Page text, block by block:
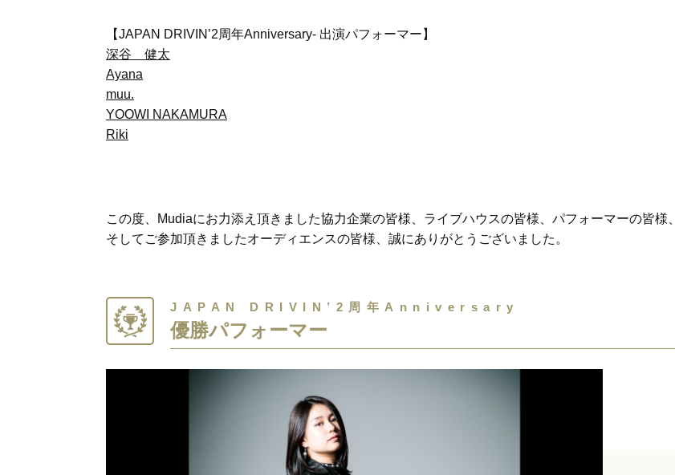
【JAPAN DRIVIN’2周年Anniversary- 出演パフォーマー】
深谷 健太
Ayana
muu.
YOOWI NAKAMURA
Riki
この度、Mudiaにお力添え頂きました協力企業の皆様、ライブハウスの皆様、パフォーマーの皆様、
そしてご参加頂きましたオーディエンスの皆様、誠にありがとうございました。
JAPAN DRIVIN’2周年Anniversary
優勝パフォーマー